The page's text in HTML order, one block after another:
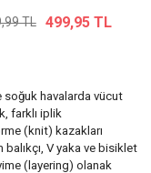
TL 499,95 TL
soğuk havalarda vücut
farklı iplik
(knit) kazakları
balıkçı, V yaka ve bisiklet
(layering) olanak